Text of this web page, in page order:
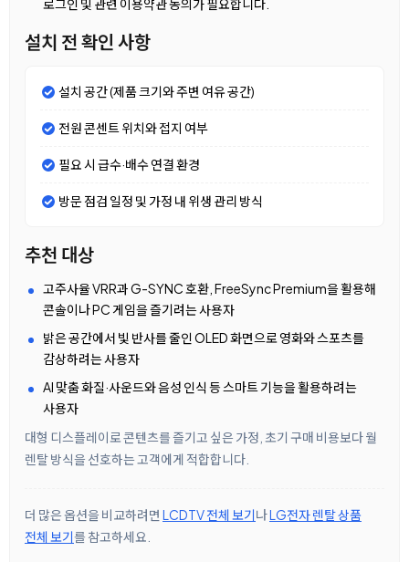
로그인 및 관련 이용약관 동의가 필요합니다.
설치 전 확인 사항
설치 공간 (제품 크기와 주변 여유 공간)
전원 콘센트 위치와 접지 여부
필요 시 급수·배수 연결 환경
방문 점검 일정 및 가정 내 위생 관리 방식
추천 대상
고주사율 VRR과 G-SYNC 호환, FreeSync Premium을 활용해
콘솔이나 PC 게임을 즐기려는 사용자
밝은 공간에서 빛 반사를 줄인 OLED 화면으로 영화와 스포츠를
감상하려는 사용자
AI 맞춤 화질·사운드와 음성 인식 등 스마트 기능을 활용하려는
사용자
대형 디스플레이로 콘텐츠를 즐기고 싶은 가정, 초기 구매 비용보다 월
렌탈 방식을 선호하는 고객에게 적합합니다.
더 많은 옵션을 비교하려면 LCDTV 전체 보기나LG전자 렌탈 상품
전체 보기를 참고하세요.